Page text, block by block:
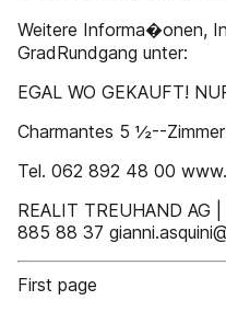
Weitere Informa�onen,
GradRundgang unter:
EGAL WO GEKAUFT!
Charmantes 5 ½--
Tel. 062 892 48 00
REALIT TREUHAND AG
885 88 37
First page